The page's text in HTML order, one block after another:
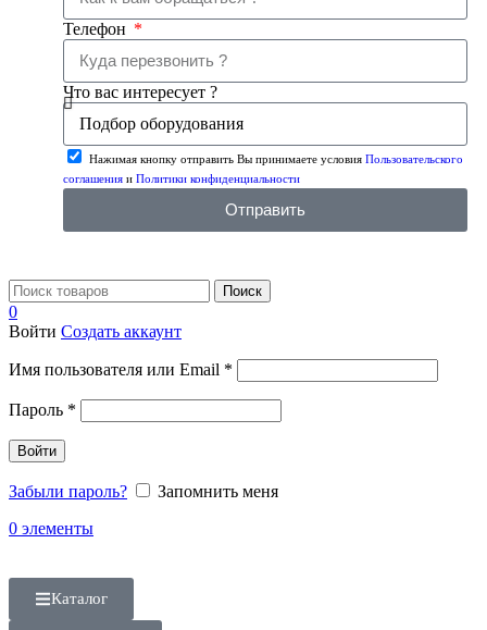
Телефон
Что вас интересует ?
Нажимая кнопку отправить Вы принимаете условия Пользовательского
соглашения и Политики конфиденциальности
Отправить
Поиск
0
Войти Создать аккаунт
Имя пользователя или Email *
Пароль *
Войти
Забыли пароль?
Запомнить меня
0 элементы
Каталог